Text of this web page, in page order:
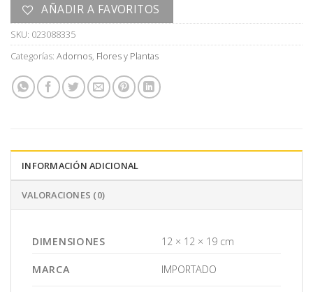
AÑADIR A FAVORITOS
SKU: 023088335
Categorías: Adornos, Flores y Plantas
INFORMACIÓN ADICIONAL
VALORACIONES (0)
DIMENSIONES 12 × 12 × 19 cm
MARCA IMPORTADO